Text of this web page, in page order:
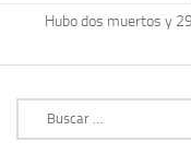
Hubo dos muertos y